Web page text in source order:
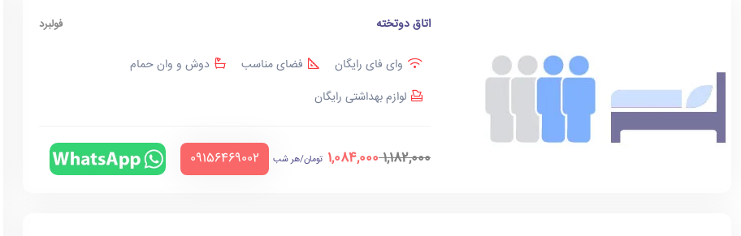
اتاق دوتخته فولبرد
وای فای رایگان فضای مناسب
دوش و وان حمام
لوازم بهداشتی رایگان
1,182,000
1,084,000 تومان/هر شب ‪09156469002‬